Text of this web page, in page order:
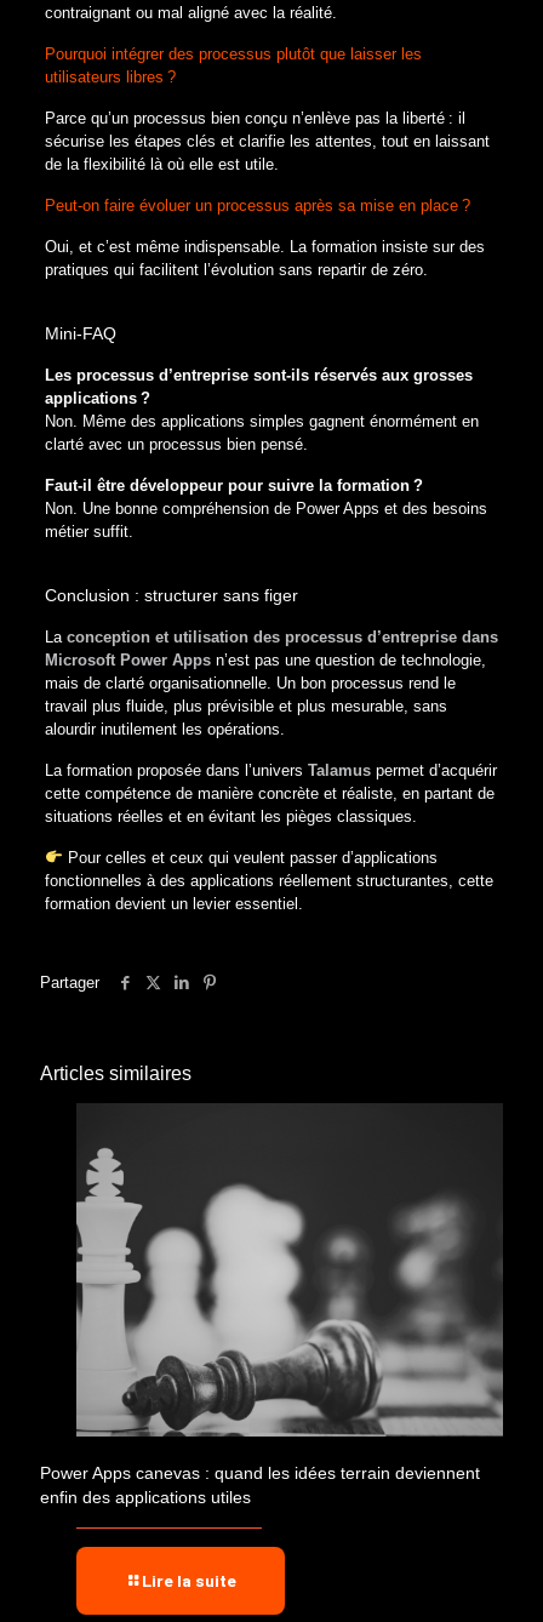
contraignant ou mal aligné avec la réalité.
Pourquoi intégrer des processus plutôt que laisser les
utilisateurs libres ?
Parce qu’un processus bien conçu n’enlève pas la liberté : il
sécurise les étapes clés et clarifie les attentes, tout en laissant
de la flexibilité là où elle est utile.
Peut‑on faire évoluer un processus après sa mise en place ?
Oui, et c’est même indispensable. La formation insiste sur des
pratiques qui facilitent l’évolution sans repartir de zéro.
Mini‑FAQ
Les processus d’entreprise sont‑ils réservés aux grosses
applications ?
Non. Même des applications simples gagnent énormément en
clarté avec un processus bien pensé.
Faut‑il être développeur pour suivre la formation ?
Non. Une bonne compréhension de Power Apps et des besoins
métier suffit.
Conclusion : structurer sans figer
La conception et utilisation des processus d’entreprise dans
Microsoft Power Appsn’est pas une question de technologie,
mais de clarté organisationnelle. Un bon processus rend le
travail plus fluide, plus prévisible et plus mesurable, sans
alourdir inutilement les opérations.
La formation proposée dans l’univers Talamuspermet d’acquérir
cette compétence de manière concrète et réaliste, en partant de
situations réelles et en évitant les pièges classiques.
Pour celles et ceux qui veulent passer d’applications
fonctionnelles à des applications réellement structurantes, cette
formation devient un levier essentiel.
Partager
Articles similaires
Power Apps canevas : quand les idées terrain deviennent
enfin des applications utiles
Lire la suite